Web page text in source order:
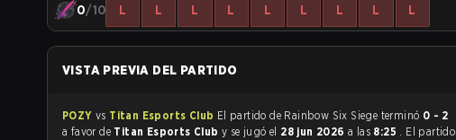
0/10 L L L L L L L L L
VISTA PREVIA DEL PARTIDO
POZY vs Titan Esports Club El partido de Rainbow Six Siege terminó 0 - 2
a favor de Titan Esports Club y se jugó el 28 jun 2026 a las 8:25 . El partido